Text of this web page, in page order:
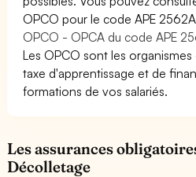
OPCO pour le code APE
OPCO - OPCA du code APE
Les OPCO sont les
taxe d'apprentissage et de
formations de vos salariés.
Les assurances
Décolletage